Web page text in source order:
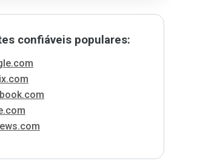
confiáveis populares: